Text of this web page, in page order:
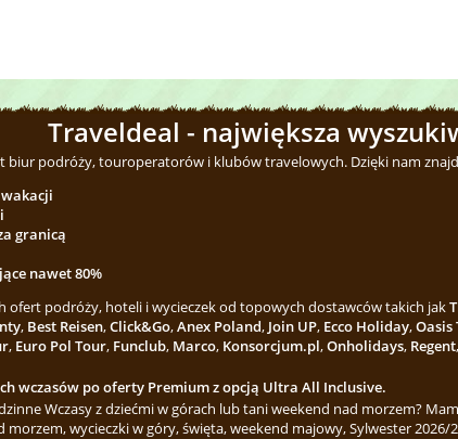
Traveldeal - największa
biur podróży, touroperatorów i klubów travelowych. Dzięki nam
granicą
nawet 80%
ofert podróży, hoteli i wycieczek od topowych dostawców takich jak
, Best Reisen,Click&Go,Anex Poland, Join UP, Ecco Holiday,Oasis
, Euro Pol Tour, Funclub, Marco, Konsorcjum.pl,Onholidays, Regent,
wczasów po oferty Premium z opcją Ultra All Inclusive.
Wczasy z dziećmi w górach lub tani weekend nad morzem?
wycieczki w góry, święta, weekend majowy, Sylwester